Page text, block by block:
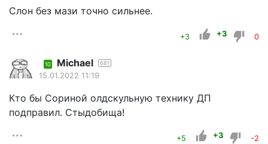
Слон без мази точно сильнее.
+3 +3 0
10 Michael 681
15.01.2022 11:19
Кто бы Сориной олдскульную технику ДП
подправил. Стыдобища!
+5 +3 -2